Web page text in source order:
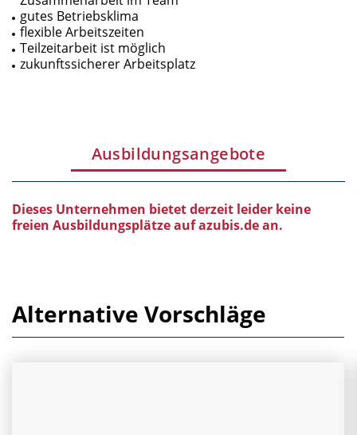
gutes Betriebsklima
flexible Arbeitszeiten
Teilzeitarbeit ist möglich
zukunftssicherer Arbeitsplatz
Ausbildungsangebote
Dieses Unternehmen bietet derzeit leider keine
freien Ausbildungsplätze auf azubis.de an.
Alternative Vorschläge